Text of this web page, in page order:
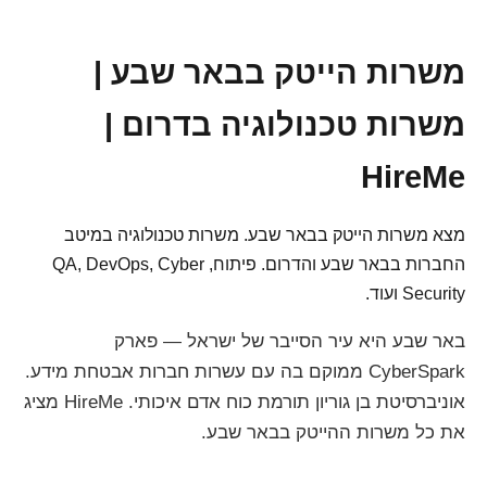
משרות הייטק בבאר שבע |
משרות טכנולוגיה בדרום |
HireMe
מצא משרות הייטק בבאר שבע. משרות טכנולוגיה במיטב
החברות בבאר שבע והדרום. פיתוח, QA, DevOps, Cyber
Security ועוד.
באר שבע היא עיר הסייבר של ישראל — פארק
CyberSpark ממוקם בה עם עשרות חברות אבטחת מידע.
אוניברסיטת בן גוריון תורמת כוח אדם איכותי. HireMe מציג
את כל משרות ההייטק בבאר שבע.